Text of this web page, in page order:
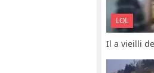
LOL
Il a vieilli